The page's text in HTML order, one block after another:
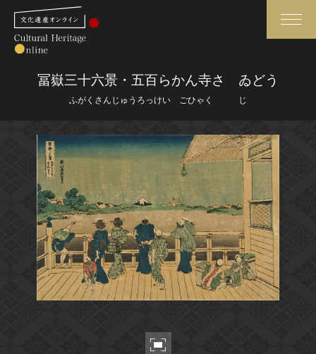
さらに詳細検索
さらに詳細検索
トップ
作品一覧
カテゴリで見る
世界遺産と無形文化遺産
全国の美術館・博物館
媒体資料・関連記事等
博物館、美術館の皆さまへ
文化庁よりご挨拶
今月のみどころ
お知らせ一覧
このサイトについて
冨嶽三十六景・五百らかん寺さゞゐどう
ふがくさんじゅうろっけい ごひゃく じ